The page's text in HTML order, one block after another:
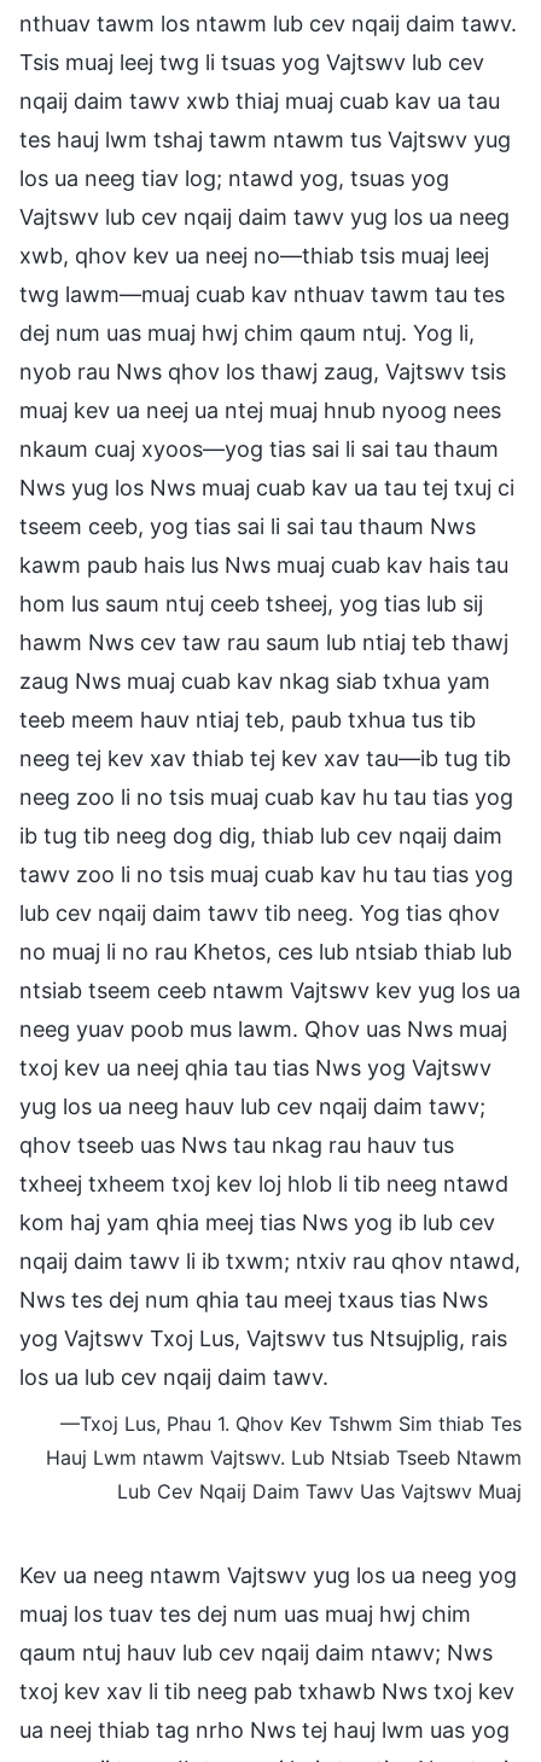
nthuav tawm los ntawm lub cev nqaij daim tawv.
Tsis muaj leej twg li tsuas yog Vajtswv lub cev
nqaij daim tawv xwb thiaj muaj cuab kav ua tau
tes hauj lwm tshaj tawm ntawm tus Vajtswv yug
los ua neeg tiav log; ntawd yog, tsuas yog
Vajtswv lub cev nqaij daim tawv yug los ua neeg
xwb, qhov kev ua neej no—thiab tsis muaj leej
twg lawm—muaj cuab kav nthuav tawm tau tes
dej num uas muaj hwj chim qaum ntuj. Yog li,
nyob rau Nws qhov los thawj zaug, Vajtswv tsis
muaj kev ua neej ua ntej muaj hnub nyoog nees
nkaum cuaj xyoos—yog tias sai li sai tau thaum
Nws yug los Nws muaj cuab kav ua tau tej txuj ci
tseem ceeb, yog tias sai li sai tau thaum Nws
kawm paub hais lus Nws muaj cuab kav hais tau
hom lus saum ntuj ceeb tsheej, yog tias lub sij
hawm Nws cev taw rau saum lub ntiaj teb thawj
zaug Nws muaj cuab kav nkag siab txhua yam
teeb meem hauv ntiaj teb, paub txhua tus tib
neeg tej kev xav thiab tej kev xav tau—ib tug tib
neeg zoo li no tsis muaj cuab kav hu tau tias yog
ib tug tib neeg dog dig, thiab lub cev nqaij daim
tawv zoo li no tsis muaj cuab kav hu tau tias yog
lub cev nqaij daim tawv tib neeg. Yog tias qhov
no muaj li no rau Khetos, ces lub ntsiab thiab lub
ntsiab tseem ceeb ntawm Vajtswv kev yug los ua
neeg yuav poob mus lawm. Qhov uas Nws muaj
txoj kev ua neej qhia tau tias Nws yog Vajtswv
yug los ua neeg hauv lub cev nqaij daim tawv;
qhov tseeb uas Nws tau nkag rau hauv tus
txheej txheem txoj kev loj hlob li tib neeg ntawd
kom haj yam qhia meej tias Nws yog ib lub cev
nqaij daim tawv li ib txwm; ntxiv rau qhov ntawd,
Nws tes dej num qhia tau meej txaus tias Nws
yog Vajtswv Txoj Lus, Vajtswv tus Ntsujplig, rais
los ua lub cev nqaij daim tawv.
—Txoj Lus, Phau 1. Qhov Kev Tshwm Sim thiab Tes
Hauj Lwm ntawm Vajtswv. Lub Ntsiab Tseeb Ntawm
Lub Cev Nqaij Daim Tawv Uas Vajtswv Muaj
Kev ua neeg ntawm Vajtswv yug los ua neeg yog
muaj los tuav tes dej num uas muaj hwj chim
qaum ntuj hauv lub cev nqaij daim ntawv; Nws
txoj kev xav li tib neeg pab txhawb Nws txoj kev
ua neej thiab tag nrho Nws tej hauj lwm uas yog